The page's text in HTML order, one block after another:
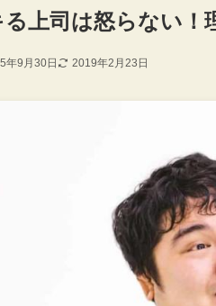
る上司は怒らない！
年9月30日 2019年2月23日